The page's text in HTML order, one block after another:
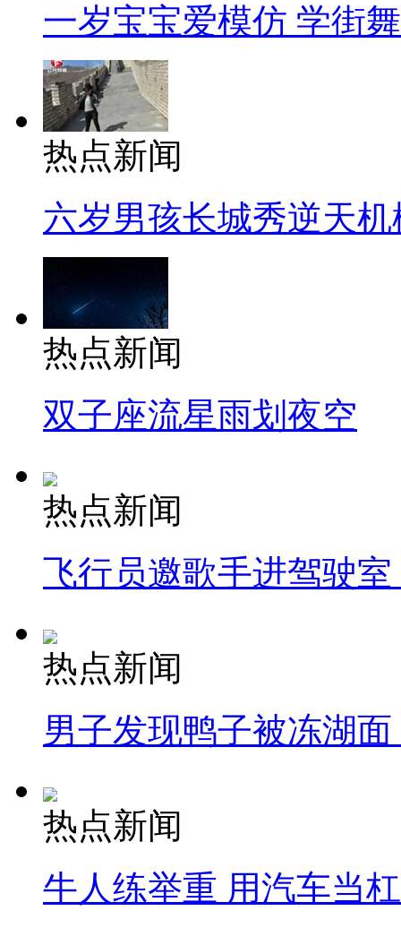
一岁宝宝爱模仿 学街
热点新闻
六岁男孩长城秀逆天机
热点新闻
双子座流星雨划夜空
热点新闻
飞行员邀歌手进驾驶
热点新闻
男子发现鸭子被冻湖
热点新闻
牛人练举重 用汽车当